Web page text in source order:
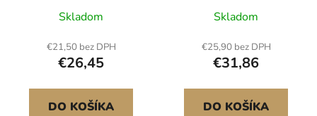
81,6 kg, statické
zatížení 99,8 kg,
bezdušové pneumatiky
a kola s defektem pro
ruční vozíky, užitkové
vozíky, vozíky, zahradní
přívěsy a různé vozíky
Skladom
€21,50 bez DPH
€26,45
DO KOŠÍKA
ks, 181,4 kg
Skladom
€25,90 bez DPH
€31,86
DO KOŠÍKA